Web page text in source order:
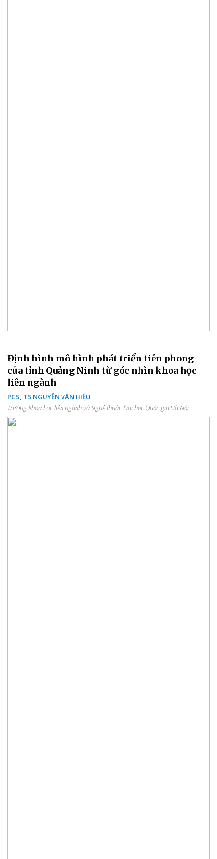
Định hình mô hình phát triển tiên phong
của tỉnh Quảng Ninh từ góc nhìn khoa học
liên ngành
PGS, TS NGUYỄN VĂN HIỆU
Trường Khoa học liên ngành và Nghệ thuật, Đại học Quốc gia Hà Nội